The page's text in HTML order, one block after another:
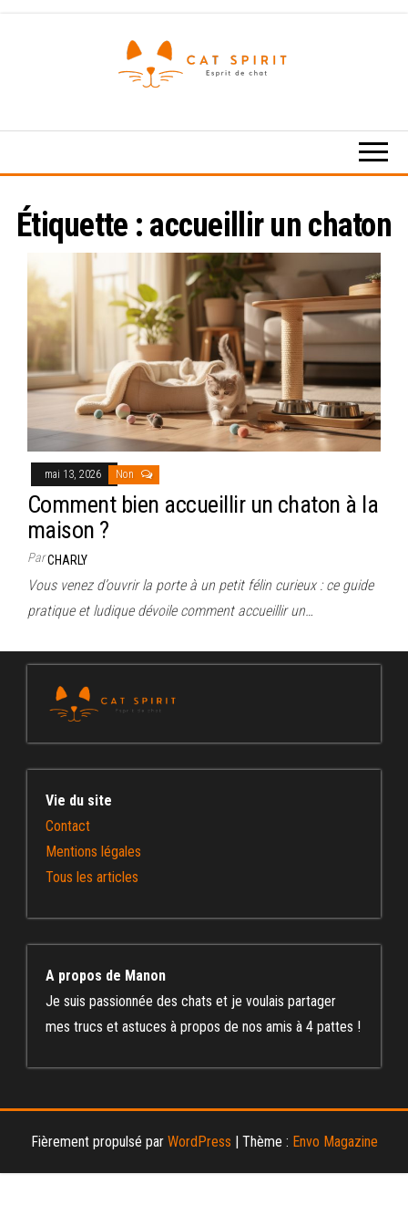
chat
Étiquette : accueillir un chaton
mai 13, 2026 Non
Comment bien accueillir un chaton à la
maison ?
ParCHARLY
Vous venez d’ouvrir la porte à un petit félin curieux : ce guide
pratique et ludique dévoile comment accueillir un…
Vie du site
Contact
Mentions légales
Tous les articles
A propos de Manon
Je suis passionnée des chats et je voulais partager
mes trucs et astuces à propos de nos amis à 4 pattes !
Fièrement propulsé par WordPress Thème : Envo Magazine